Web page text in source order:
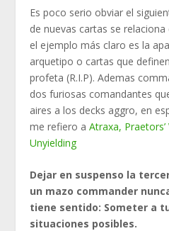
Es poco serio obviar el
de nuevas cartas se
el ejemplo más claro es la
arquetipo o cartas que
profeta (R.I.P). Ademas
dos furiosas comandantes
aires a los decks aggro, en
me refiero aAtraxa, Praetors’
Unyielding
Dejar en suspenso la
un mazo commander
tiene sentido: Someter a
situaciones posibles.